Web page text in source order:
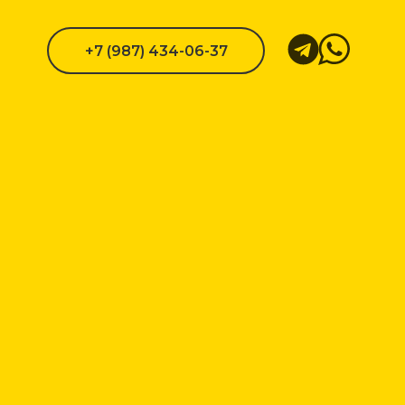
+7 (987) 434-06-37